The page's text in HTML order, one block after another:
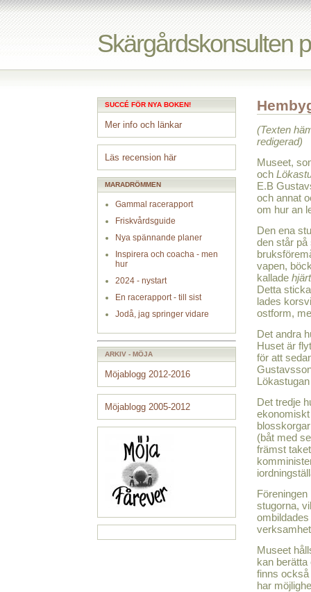
Skärgårdskonsulten
(Texten
redigerad)
Museet,
och
E.B
och annat
om hur an
Den ena
den står på
vapen,
kallade
Detta
lades
ostform,
Det andra
Huset är
för att
Det tredje
(båt med
främst
Föreningen
stugorna,
Museet
kan berätta
finns också
har
SUCCÉ FÖR NYA BOKEN!
Mer info och länkar
Läs recension här
MARADRÖMMEN
Gammal racerapport
Friskvårdsguide
Nya spännande planer
Inspirera och coacha - men
hur
2024 - nystart
En racerapport - till sist
Jodå, jag springer vidare
ARKIV - MÖJA
Möjablogg 2012-2016
Möjablogg 2005-2012